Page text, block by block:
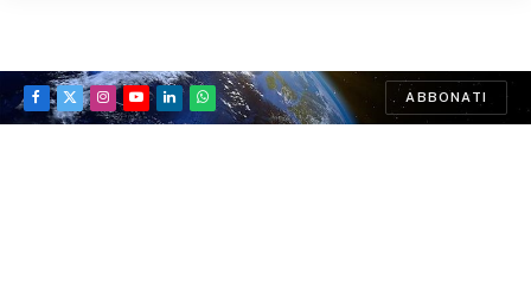
Facebook
X
Instagram
YouTubeLinkedInWhatsApp
ABBONATI